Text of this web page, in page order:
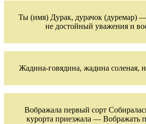
Ты (имя) Дурак, дурачок (дуремар)
не достойный уважения и
Жадина-говядина, жадина соленая,
Вображала первый сорт
курорта приезжала — Вображать